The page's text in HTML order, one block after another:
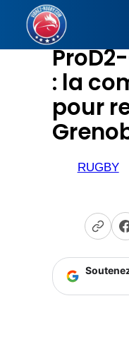
Aller
contenu
: la
pour
RUGBY